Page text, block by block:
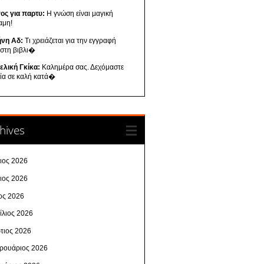
για παρτυ: Η γνώση είναι μαγική
Αδ: Τι χρειάζεται για την εγγραφή
βιβλι�
Γκίκα: Καλημέρα σας. Δεχόμαστε
σε καλή κατά�
2026
2026
2026
2026
2026
2026